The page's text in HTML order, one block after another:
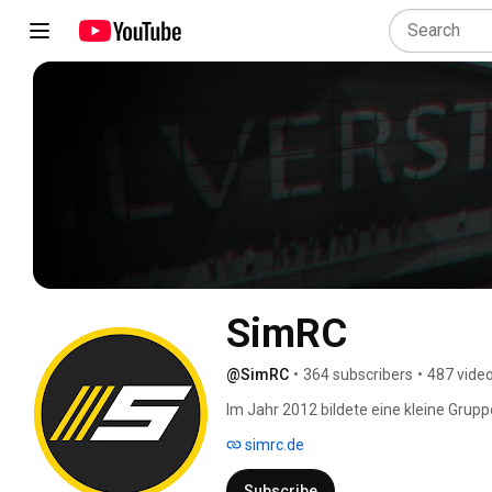
SimRC
@SimRC • 364 subscribers • 487
Im Jahr 2012 bildete eine kleine
Mitgliedern und bietet eine Plattform
iRacing. Hiermit bieten wir das
simrc.de